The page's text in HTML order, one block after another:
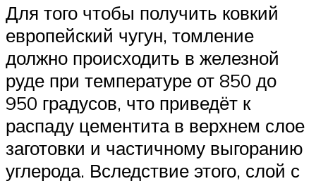
Для того чтобы получить ковкий
европейский чугун, томление
должно происходить в железной
руде при температуре от 850 до
950 градусов, что приведёт к
распаду цементита в верхнем слое
заготовки и частичному выгоранию
углерода. Вследствие этого, слой с